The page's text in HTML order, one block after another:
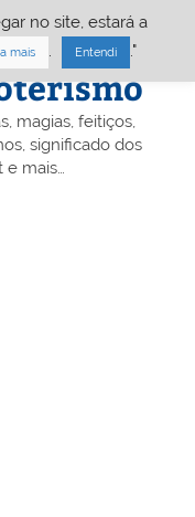
magias, feitiços,
significado dos
e mais…
no site, estará a
mais Entendi ."